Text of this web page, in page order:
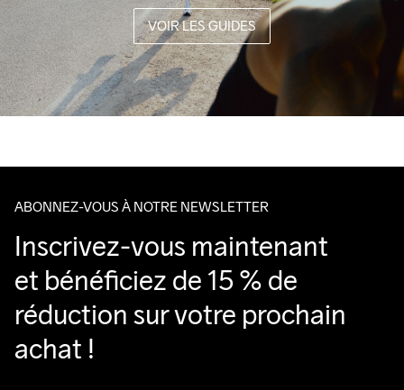
VOIR LES GUIDES
ABONNEZ-VOUS À NOTRE NEWSLETTER
Inscrivez-vous maintenant
et bénéficiez de 15 % de
réduction sur votre prochain
achat !